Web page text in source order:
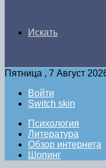
Искать
Пятница , 7 Август
Войти
Switch skin
Психология
Литература
Обзор интернета
Шопинг